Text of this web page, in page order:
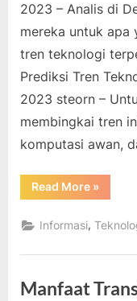
2023 – Analis di
mereka untuk apa
tren teknologi
Prediksi Tren
2023 steorn –
membingkai tren
komputasi awan,
Read More“Prediksi
Tren
Paling
Penting
Tahun
»
Informasi,
Manfaat